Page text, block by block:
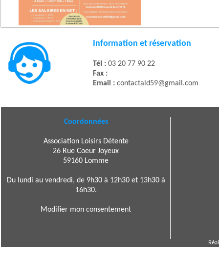
Information et réservation
Tél : 03 20 77 90 22
Fax :
Email : contactald59@gmail.com
Coordonnées
Association Loisirs Détente
26 Rue Coeur Joyeux
59160 Lomme
Du lundi au vendredi, de 9h30 à 12h30 et 13h30 à
16h30.
Modifier mon consentement